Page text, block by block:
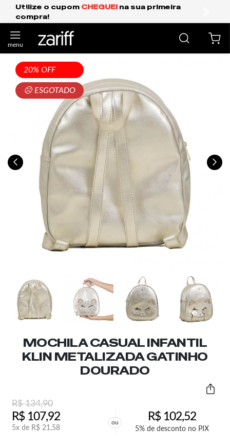
sua primeira Frete Grátis Expresso para o
anterior
20% OFF
☹ ESGOTADO
MOCHILA CASUAL INFANTIL
KLIN METALIZADA GATINHO
DOURADO
R$134,90
R$107,92
5x de R$ 21,58
ou R$102,52
5% de desconto no PIX